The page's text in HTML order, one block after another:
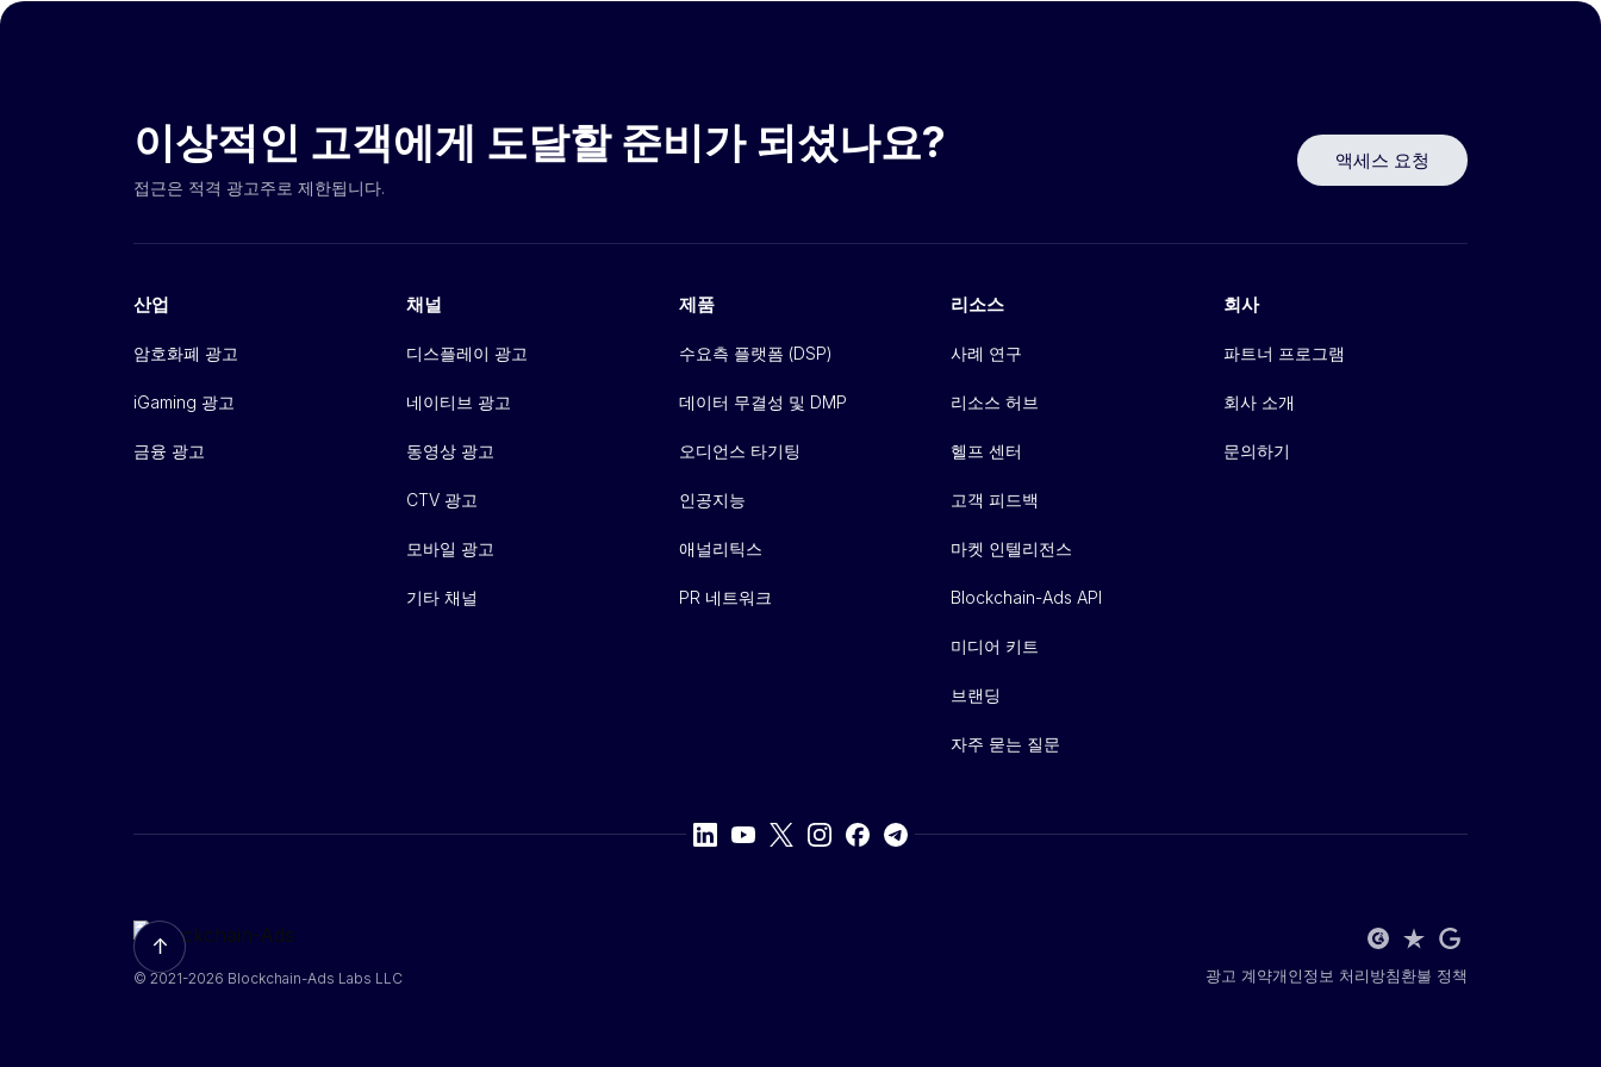
이상적인 고객에게 도달할 준비가 되셨나요?
접근은 적격 광고주로 제한됩니다.
액세스 요청
산업
암호화폐 광고
iGaming 광고
금융 광고
채널
디스플레이 광고
네이티브 광고
동영상 광고
CTV 광고
모바일 광고
기타 채널
제품
수요측 플랫폼 (DSP)
데이터 무결성 및 DMP
오디언스 타기팅
인공지능
애널리틱스
PR 네트워크
리소스
사례 연구
리소스 허브
헬프 센터
고객 피드백
마켓 인텔리전스
Blockchain-Ads API
미디어 키트
브랜딩
자주 묻는 질문
회사
파트너 프로그램
회사 소개
문의하기
↑
© 2021-2026 Blockchain-Ads Labs LLC 광고 계약개인정보 처리방침환불 정책